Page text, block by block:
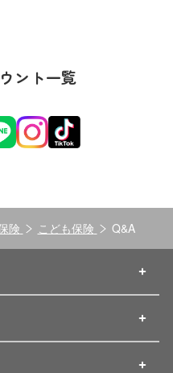
ント一覧
険 こども保険 Q&A